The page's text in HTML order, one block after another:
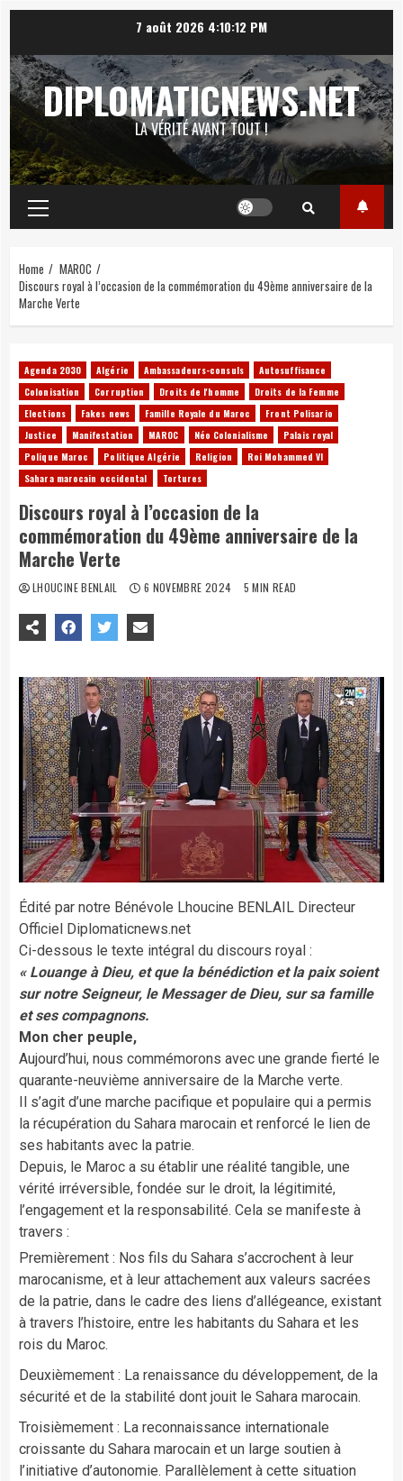
content
7 août 2026 4:10:13 PM
DIPLOMATICNEWS.NET
LA VÉRITÉ AVANT TOUT !
Primary
Menu
Home
MAROC
Discours royal à l’occasion de la commémoration du 49ème anniversaire de la
Marche Verte
Agenda 2030 Algérie Ambassadeurs-consuls
Autosuffisance
Colonisation
Corruption Droits de l'homme
Droits de la Femme
Elections
Fakes news Famille Royale du Maroc
Front Polisario
Justice
Manifestation MAROC Néo Colonialisme
Palais royal
Polique Maroc
Politique Algérie Religion
Roi Mohammed VI
Sahara marocain occidental
Tortures
Discours royal à l’occasion de la
commémoration du 49ème anniversaire de la
Marche Verte
LHOUCINE BENLAIL 6 NOVEMBRE 2024 5 MIN READ
Édité par notre Bénévole Lhoucine BENLAIL Directeur
Officiel Diplomaticnews.net
Ci-dessous le texte intégral du discours royal :
« Louange à Dieu, et que la bénédiction et la paix soient
sur notre Seigneur, le Messager de Dieu, sur sa famille
et ses compagnons.
Mon cher peuple,
Aujourd’hui, nous commémorons avec une grande fierté le
quarante-neuvième anniversaire de la Marche verte.
Il s’agit d’une marche pacifique et populaire qui a permis
la récupération du Sahara marocain et renforcé le lien de
ses habitants avec la patrie.
Depuis, le Maroc a su établir une réalité tangible, une
vérité irréversible, fondée sur le droit, la légitimité,
l’engagement et la responsabilité. Cela se manifeste à
travers :
Premièrement : Nos fils du Sahara s’accrochent à leur
marocanisme, et à leur attachement aux valeurs sacrées
de la patrie, dans le cadre des liens d’allégeance, existant
à travers l’histoire, entre les habitants du Sahara et les
rois du Maroc.
Deuxièmement : La renaissance du développement, de la
sécurité et de la stabilité dont jouit le Sahara marocain.
Troisièmement : La reconnaissance internationale
croissante du Sahara marocain et un large soutien à
l’initiative d’autonomie. Parallèlement à cette situation